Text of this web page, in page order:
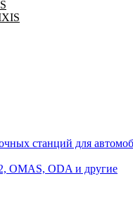
станций для
OMAS, ODA и другие